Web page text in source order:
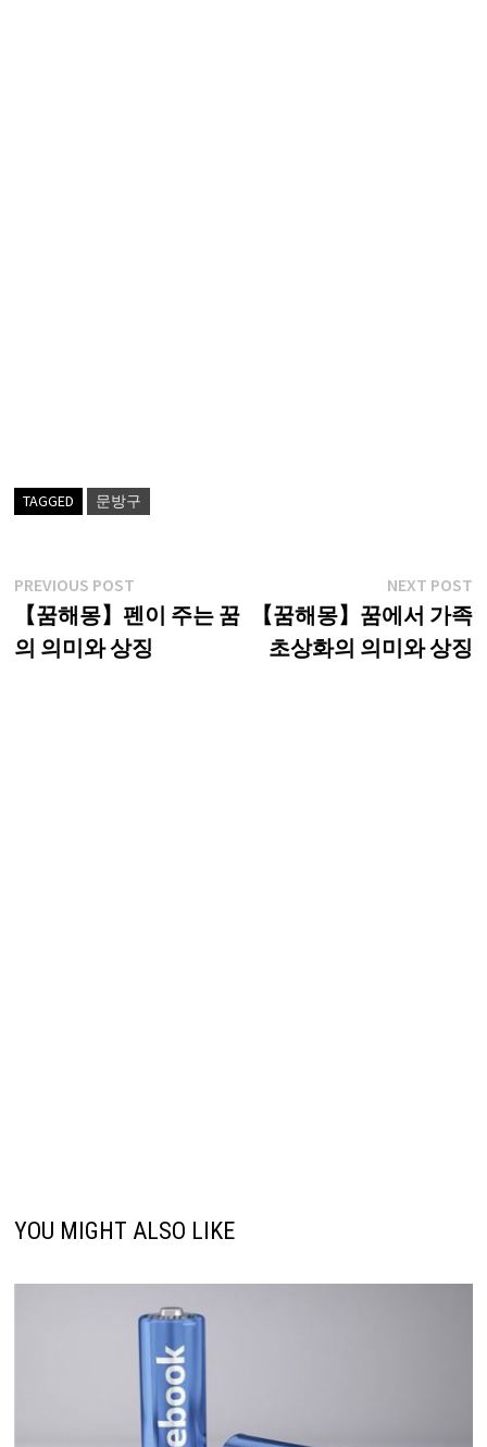
TAGGED 문방구
글
탐
색
PREVIOUS POSTPrevious
post:
【꿈해몽】펜이 주는 꿈
의 의미와 상징
NEXT POST
【꿈해몽】꿈에서 가족
초상화의 의미와 상징
YOU MIGHT ALSO LIKE